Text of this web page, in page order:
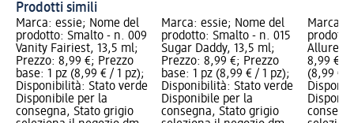
Prodotti simili
Marca: essie; Nome del
prodotto: Smalto - n. 009
Vanity Fairiest, 13,5 ml;
Prezzo: 8,99 €; Prezzo
base: 1 pz (8,99 € / 1 pz);
Disponibilità: Stato verde
Disponibile per la
consegna, Stato grigio
Marca: essie; Nome del
prodotto: Smalto - n. 015
Sugar Daddy, 13,5 ml;
Prezzo: 8,99 €; Prezzo
base: 1 pz (8,99 € / 1 pz);
Disponibilità: Stato verde
Disponibile per la
consegna, Stato grigio
Marca:
Allure,
8,99 €;
(8,99 € /